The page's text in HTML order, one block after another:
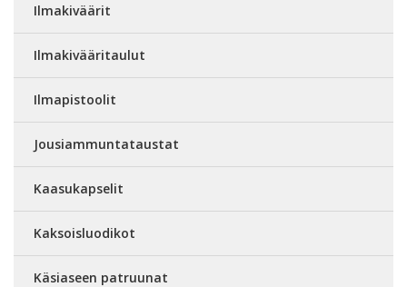
Ilmakiväärit
Ilmakivääritaulut
Ilmapistoolit
Jousiammuntataustat
Kaasukapselit
Kaksoisluodikot
Käsiaseen patruunat